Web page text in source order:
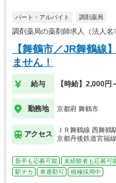
パート・アルバイト 調剤薬局
調剤薬局の薬剤師求人（法人
【舞鶴市／JR舞鶴
ません！
給与 【時給】2,000円
勤務地 京都府 舞鶴市
アクセス
ＪＲ舞鶴線 西舞鶴
京都丹後鉄道宮福
新卒も応募可能 未経験者も応募可
駅チカ
車通勤可 積極採用中